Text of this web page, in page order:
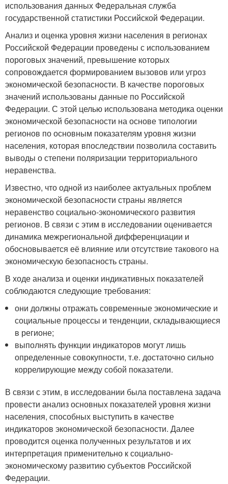
использования данных Федеральная служба
государственной статистики Российской Федерации.
Анализ и оценка уровня жизни населения в регионах
Российской Федерации проведены с использованием
пороговых значений, превышение которых
сопровождается формированием вызовов или угроз
экономической безопасности. В качестве пороговых
значений использованы данные по Российской
Федерации. С этой целью использована методика оценки
экономической безопасности на основе типологии
регионов по основным показателям уровня жизни
населения, которая впоследствии позволила составить
выводы о степени поляризации территориального
неравенства.
Известно, что одной из наиболее актуальных проблем
экономической безопасности страны является
неравенство социально-экономического развития
регионов. В связи с этим в исследовании оценивается
динамика межрегиональной дифференциации и
обосновывается её влияние или отсутствие такового на
экономическую безопасность страны.
В ходе анализа и оценки индикативных показателей
соблюдаются следующие требования:
они должны отражать современные экономические и
социальные процессы и тенденции, складывающиеся
в регионе;
выполнять функции индикаторов могут лишь
определенные совокупности, т.е. достаточно сильно
коррелирующие между собой показатели.
В связи с этим, в исследовании была поставлена задача
провести анализ основных показателей уровня жизни
населения, способных выступить в качестве
индикаторов экономической безопасности. Далее
проводится оценка полученных результатов и их
интерпретация применительно к социально-
экономическому развитию субъектов Российской
Федерации.